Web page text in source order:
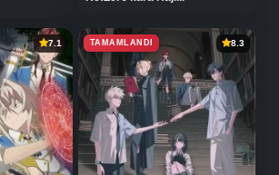
7.1 TAMAMLANDI 8.3